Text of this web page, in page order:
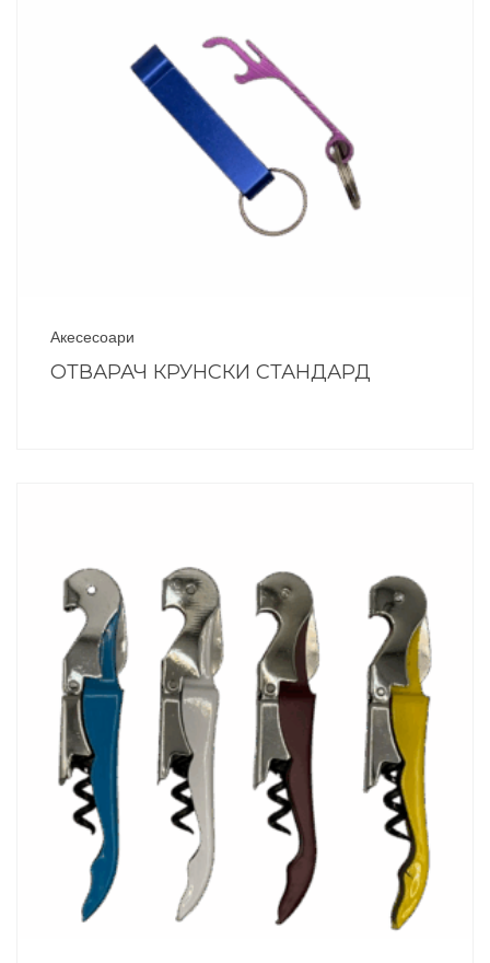
Акесесоари
ОТВАРАЧ КРУНСКИ СТАНДАРД